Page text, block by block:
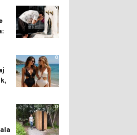
0
0
0